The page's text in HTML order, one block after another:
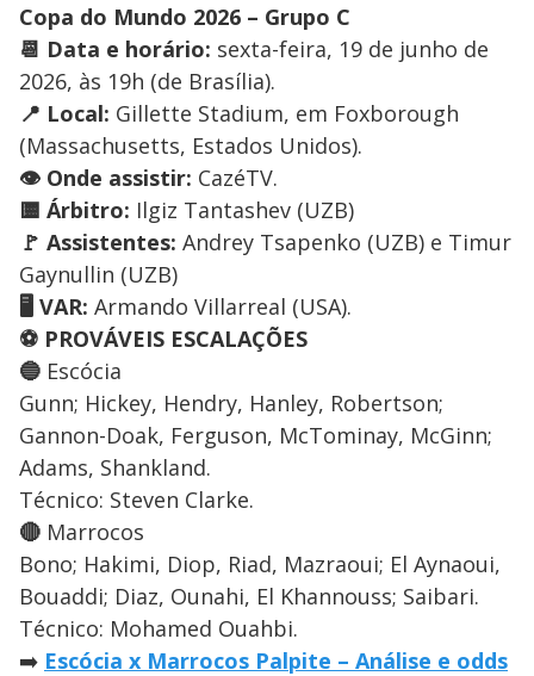
Copa do Mundo 2026 – Grupo C
📆 Data e horário: sexta-feira, 19 de junho de
2026, às 19h (de Brasília).
📍 Local: Gillette Stadium, em Foxborough
(Massachusetts, Estados Unidos).
👁️ Onde assistir: CazéTV.
🟨 Árbitro: Ilgiz Tantashev (UZB)
🚩 Assistentes: Andrey Tsapenko (UZB) e Timur
Gaynullin (UZB)
🖥️ VAR: Armando Villarreal (USA).
⚽ PROVÁVEIS ESCALAÇÕES
🔵 Escócia
Gunn; Hickey, Hendry, Hanley, Robertson;
Gannon-Doak, Ferguson, McTominay, McGinn;
Adams, Shankland.
Técnico: Steven Clarke.
🔴 Marrocos
Bono; Hakimi, Diop, Riad, Mazraoui; El Aynaoui,
Bouaddi; Diaz, Ounahi, El Khannouss; Saibari.
Técnico: Mohamed Ouahbi.
➡️ Escócia x Marrocos Palpite – Análise e odds